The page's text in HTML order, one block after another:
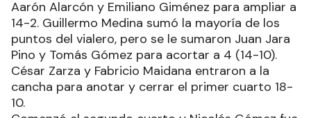
Aarón Alarcón y Emiliano Giménez para ampliar a
14-2. Guillermo Medina sumó la mayoría de los
puntos del vialero, pero se le sumaron Juan Jara
Pino y Tomás Gómez para acortar a 4 (14-10).
César Zarza y Fabricio Maidana entraron a la
cancha para anotar y cerrar el primer cuarto 18-
10.